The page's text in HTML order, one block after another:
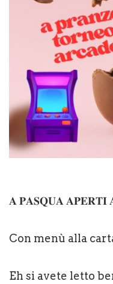
𝐀 𝐏𝐀𝐒𝐐𝐔𝐀 𝐀𝐏𝐄𝐑𝐓𝐈
Con menù alla
Eh si avete letto